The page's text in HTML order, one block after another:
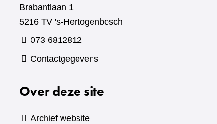
Brabantlaan 1
5216 TV 's-Hertogenbosch
073-6812812
Contactgegevens
Over deze site
Archief website